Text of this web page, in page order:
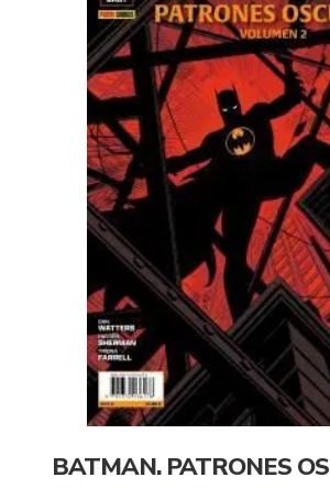
BATMAN. PATRONES